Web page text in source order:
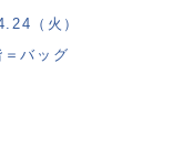
（火）
＝バッグ